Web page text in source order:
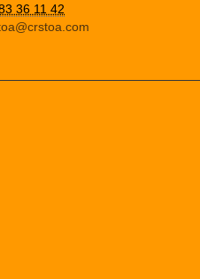
36 11 42